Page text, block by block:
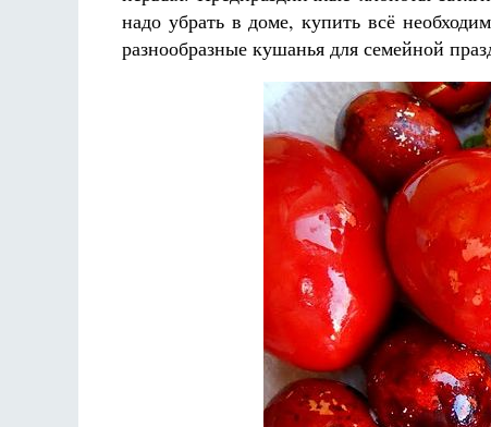
надо убрать в доме, купить всё
разнообразные кушанья для семейной